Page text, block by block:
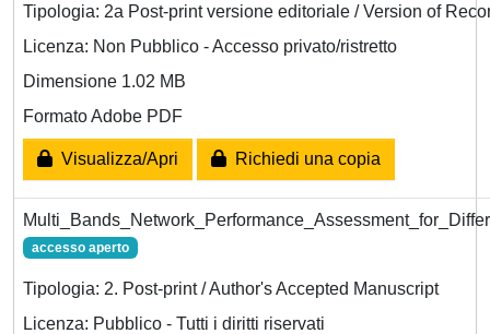
Tipologia: 2a Post-print versione editoriale / Version of
Licenza: Non Pubblico - Accesso privato/ristretto
Dimensione 1.02 MB
Formato Adobe PDF
Visualizza/Apri Richiedi una copia
accesso aperto
Tipologia: 2. Post-print / Author's Accepted Manuscript
Licenza: Pubblico - Tutti i diritti riservati